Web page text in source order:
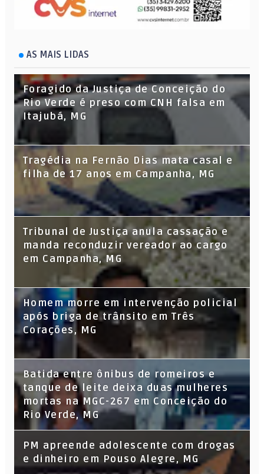
AS MAIS LIDAS
Foragido da Justiça de Conceição do
Rio Verde é preso com CNH falsa em
Itajubá, MG
Tragédia na Fernão Dias mata casal e
filha de 17 anos em Campanha, MG
Tribunal de Justiça anula cassação e
manda reconduzir vereador ao cargo
em Campanha, MG
Homem morre em intervenção policial
após briga de trânsito em Três
Corações, MG
Batida entre ônibus de romeiros e
tanque de leite deixa duas mulheres
mortas na MGC-267 em Conceição do
Rio Verde, MG
PM apreende adolescente com drogas
e dinheiro em Pouso Alegre, MG